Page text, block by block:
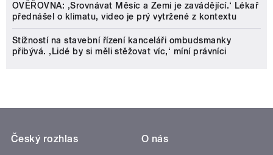
OVĚŘOVNA: ‚Srovnávat Měsíc a Zemi je zavádějící.‘ Lékař
přednášel o klimatu, video je prý vytržené z kontextu
Stížností na stavební řízení kanceláři ombudsmanky
přibývá. ‚Lidé by si měli stěžovat víc,‘ míní právníci
Český rozhlas
O nás